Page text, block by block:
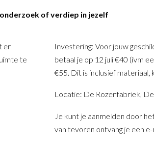
of verdiep in jezelf
er
te
Investering: Voor jouw
betaal je op 12 juli €40 (ivm
€55. Dit is inclusief materiaal,
Locatie: De Rozenfabriek,
Je kunt je aanmelden door
van tevoren ontvang je een